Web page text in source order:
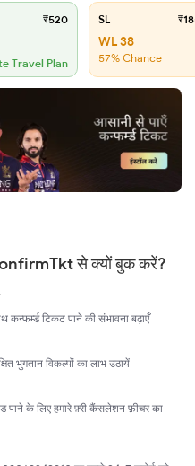
₹520
Travel Plan
SL
WL 38
57% Chance
से क्यों बुक करें?
टिकट पाने की संभावना बढ़ाएँ
भुगतान विकल्पों का लाभ उठायें
पाने के लिए हमारे फ़्री कैंसलेशन फ़ीचर का